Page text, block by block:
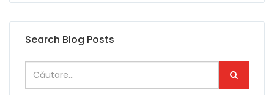
Search Blog Posts